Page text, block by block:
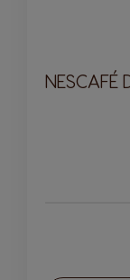
NESCAFÉ